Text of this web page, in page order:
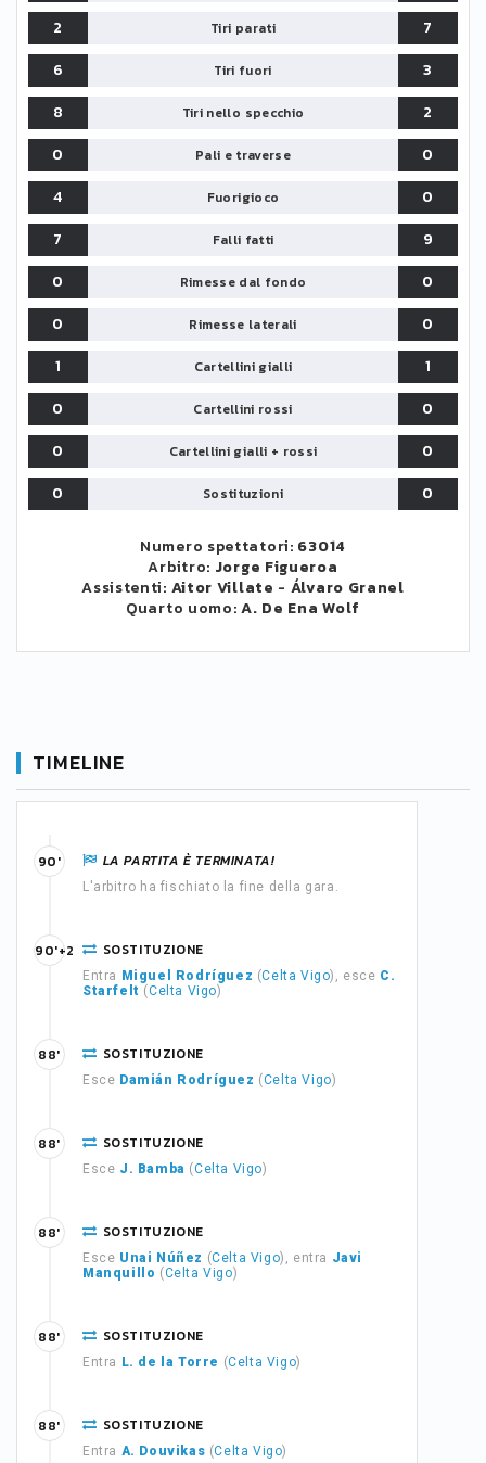
2 Tiri parati
7
6
Tiri fuori
3
8
Tiri nello specchio
2
0
Pali e traverse
0
4
Fuorigioco
0
7
Falli fatti
9
0
Rimesse dal fondo
0
0
Rimesse laterali
0
1
Cartellini gialli
1
0
Cartellini rossi
0
0
Cartellini gialli + rossi
0
0
Sostituzioni 0
Numero spettatori: 63014
Arbitro: Jorge Figueroa
Assistenti: Aitor Villate - Álvaro Granel
Quarto uomo:A. De Ena Wolf
TIMELINE
LA PARTITA È TERMINATA!
L'arbitro ha fischiato la fine della gara.
90'
SOSTITUZIONE
Entra Miguel Rodríguez (Celta Vigo), esce C.
Starfelt (Celta Vigo)
90'+2
SOSTITUZIONE
Esce Damián Rodríguez (Celta Vigo)
88'
SOSTITUZIONE
Esce J. Bamba (Celta Vigo)
88'
SOSTITUZIONE
Esce Unai Núñez (Celta Vigo), entra Javi
Manquillo (Celta Vigo)
88'
SOSTITUZIONE
Entra L. de la Torre (Celta Vigo)
88'
SOSTITUZIONE
Entra A. Douvikas (Celta Vigo)
88'